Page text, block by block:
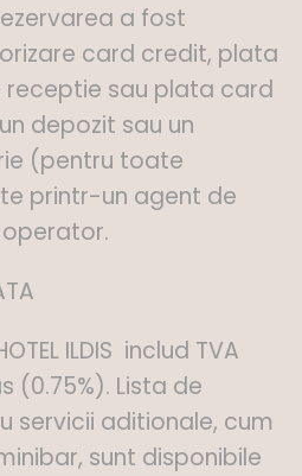
a fost
card credit, plata
receptie sau plata card
depozit sau un
(pentru toate
printr-un agent de
ILDIS includ TVA
(0.75%). Lista de
servicii aditionale, cum
sunt disponibile